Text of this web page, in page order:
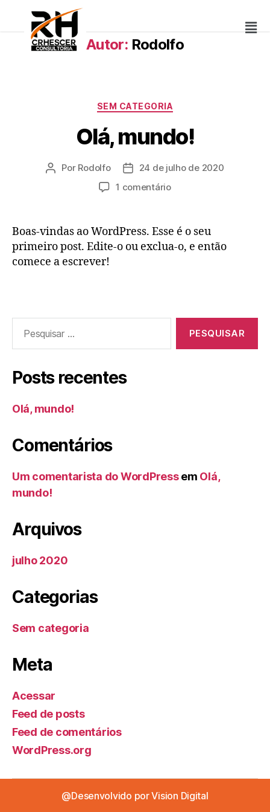
Autor: Rodolfo
SEM CATEGORIA
Olá, mundo!
Por Rodolfo
24 de julho de 2020
1 comentário
Boas-vindas ao WordPress. Esse é o seu
primeiro post. Edite-o ou exclua-o, e então
comece a escrever!
Posts recentes
Olá, mundo!
Comentários
Um comentarista do WordPressem Olá,
mundo!
Arquivos
julho 2020
Categorias
Sem categoria
Meta
Acessar
Feed de posts
Feed de comentários
WordPress.org
@Desenvolvido porVision Digital